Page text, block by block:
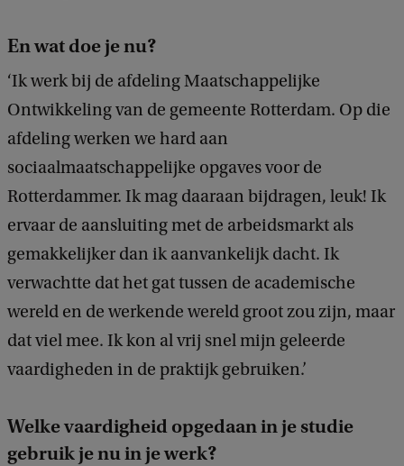
En wat doe je nu?
‘Ik werk bij de afdeling Maatschappelijke
Ontwikkeling van de gemeente Rotterdam. Op die
afdeling werken we hard aan
sociaalmaatschappelijke opgaves voor de
Rotterdammer. Ik mag daaraan bijdragen, leuk! Ik
ervaar de aansluiting met de arbeidsmarkt als
gemakkelijker dan ik aanvankelijk dacht. Ik
verwachtte dat het gat tussen de academische
wereld en de werkende wereld groot zou zijn, maar
dat viel mee. Ik kon al vrij snel mijn geleerde
vaardigheden in de praktijk gebruiken.’
Welke vaardigheid opgedaan in je studie
gebruik je nu in je werk?